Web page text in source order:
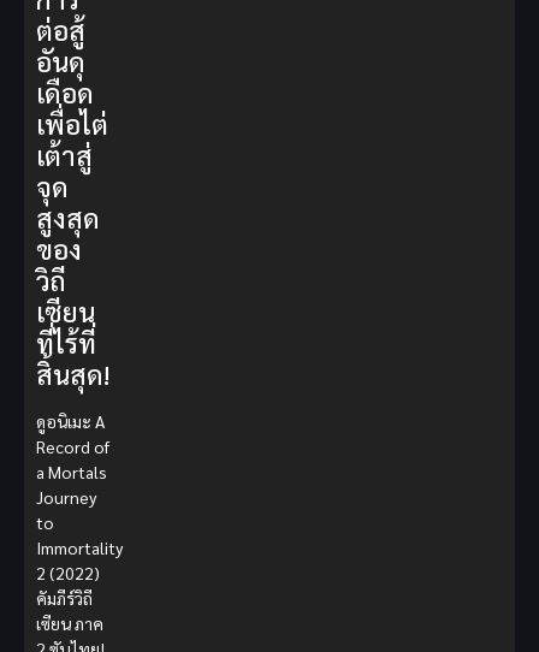
ต่อสู้
อันดุ
เดือด
เพื่อไต่
เต้าสู่
จุด
สูงสุด
ของ
วิถี
เซียน
ที่ไร้ที่
สิ้นสุด!
ดูอนิเมะ A
Record of
a Mortals
Journey
to
Immortality
2 (2022)
คัมภีร์วิถี
เซียน ภาค